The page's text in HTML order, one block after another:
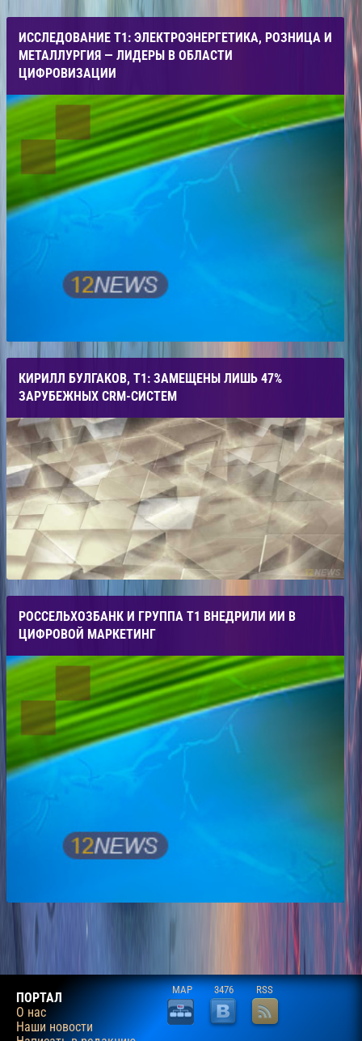
ИССЛЕДОВАНИЕ Т1: ЭЛЕКТРОЭНЕРГЕТИКА, РОЗНИЦА И
МЕТАЛЛУРГИЯ — ЛИДЕРЫ В ОБЛАСТИ
ЦИФРОВИЗАЦИИ
КИРИЛЛ БУЛГАКОВ, Т1: ЗАМЕЩЕНЫ ЛИШЬ 47%
ЗАРУБЕЖНЫХ СRM-СИСТЕМ
РОССЕЛЬХОЗБАНК И ГРУППА Т1 ВНЕДРИЛИ ИИ В
ЦИФРОВОЙ МАРКЕТИНГ
ПОРТАЛ
О нас
Наши новости
MAP 3476 RSS